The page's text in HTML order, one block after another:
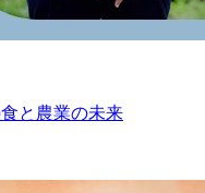
と農業の未来